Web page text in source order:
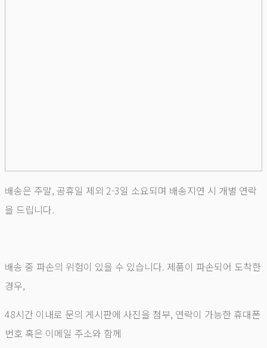
배송은 주말, 공휴일 제외 2-3일 소요되며 배송지연 시 개별 연락
을 드립니다.
배송 중 파손의 위험이 있을 수 있습니다. 제품이 파손되어 도착한
경우,
48시간 이내로 문의 게시판에 사진을 첨부, 연락이 가능한 휴대폰
번호 혹은 이메일 주소와 함께